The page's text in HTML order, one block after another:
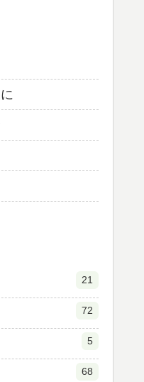
21
72
5
68